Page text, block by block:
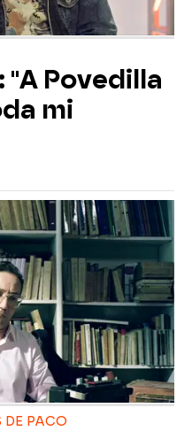
Povedilla
mi
DE PACO